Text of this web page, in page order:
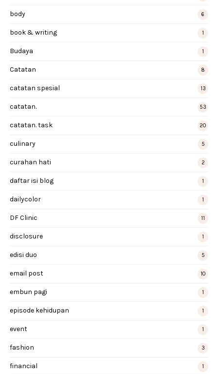
body 6
book & writing 1
Budaya 1
Catatan 8
catatan spesial 13
catatan. 53
catatan. task 20
culinary 5
curahan hati 2
daftar isi blog 1
dailycolor 1
DF Clinic 11
disclosure 1
edisi duo 5
email post 10
embun pagi 1
episode kehidupan 1
event 1
fashion 3
financial 1